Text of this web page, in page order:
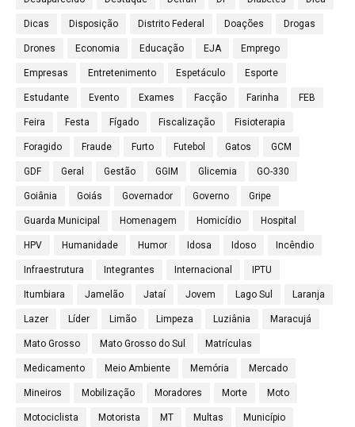
Dicas Disposição Distrito Federal Doações Drogas
Drones Economia Educação EJA Emprego
Empresas Entretenimento Espetáculo Esporte
Estudante Evento Exames Facção Farinha FEB
Feira Festa Fígado Fiscalização Fisioterapia
Foragido Fraude Furto Futebol Gatos GCM
GDF Geral Gestão GGIM Glicemia GO-330
Goiânia Goiás Governador Governo Gripe
Guarda Municipal Homenagem Homicídio Hospital
HPV Humanidade Humor Idosa Idoso Incêndio
Infraestrutura Integrantes Internacional IPTU
Itumbiara Jamelão Jataí Jovem Lago Sul Laranja
Lazer Líder Limão Limpeza Luziânia Maracujá
Mato Grosso Mato Grosso do Sul Matrículas
Medicamento Meio Ambiente Memória Mercado
Mineiros Mobilização Moradores Morte Moto
Motociclista Motorista MT Multas Município